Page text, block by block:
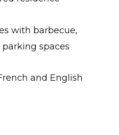
with barbecue,
spaces
and English